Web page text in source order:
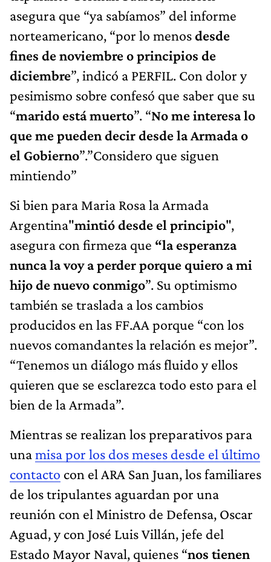
asegura que “ya sabíamos” del informe
norteamericano, “por lo menosdesde
fines de noviembre o principios de
diciembre”, indicó a PERFIL. Con dolor y
pesimismo sobre confesó que saber que su
“marido está muerto”. “No me interesa lo
que me pueden decir desde la Armada o
el Gobierno”.”Considero que siguen
mintiendo”
Si bien para Maria Rosa la Armada
Argentina"mintió desde el principio",
asegura con firmeza que “la esperanza
nunca la voy a perder porque quiero a mi
hijo de nuevo conmigo”. Su optimismo
también se traslada a los cambios
producidos en las FF.AA porque “con los
nuevos comandantes la relación es mejor”.
“Tenemos un diálogo más fluido y ellos
quieren que se esclarezca todo esto para el
bien de la Armada”.
Mientras se realizan los preparativos para
unamisa por los dos meses desde el último
contacto con el ARA San Juan, los familiares
de los tripulantes aguardan por una
reunión con el Ministro de Defensa, Oscar
Aguad, y con José Luis Villán, jefe del
Estado Mayor Naval, quienes “nos tienen